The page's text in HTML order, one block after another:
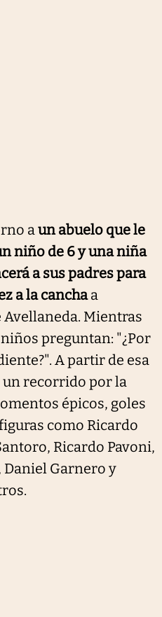
aun abuelo que le
niño de 6 y una niña
a sus padres para
a la canchaa
Mientras
preguntan: "¿Por
A partir de esa
recorrido por la
épicos, goles
como Ricardo
Ricardo Pavoni,
Daniel Garnero y